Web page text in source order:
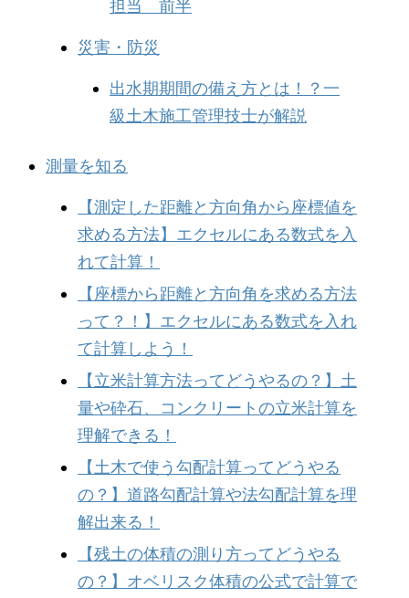
担当 前半
災害・防災
出水期期間の備え方とは！？一
級土木施工管理技士が解説
測量を知る
【測定した距離と方向角から座標値を
求める方法】エクセルにある数式を入
れて計算！
【座標から距離と方向角を求める方法
って？！】エクセルにある数式を入れ
て計算しよう！
【立米計算方法ってどうやるの？】土
量や砕石、コンクリートの立米計算を
理解できる！
【土木で使う勾配計算ってどうやる
の？】道路勾配計算や法勾配計算を理
解出来る！
【残土の体積の測り方ってどうやる
の？】オベリスク体積の公式で計算で